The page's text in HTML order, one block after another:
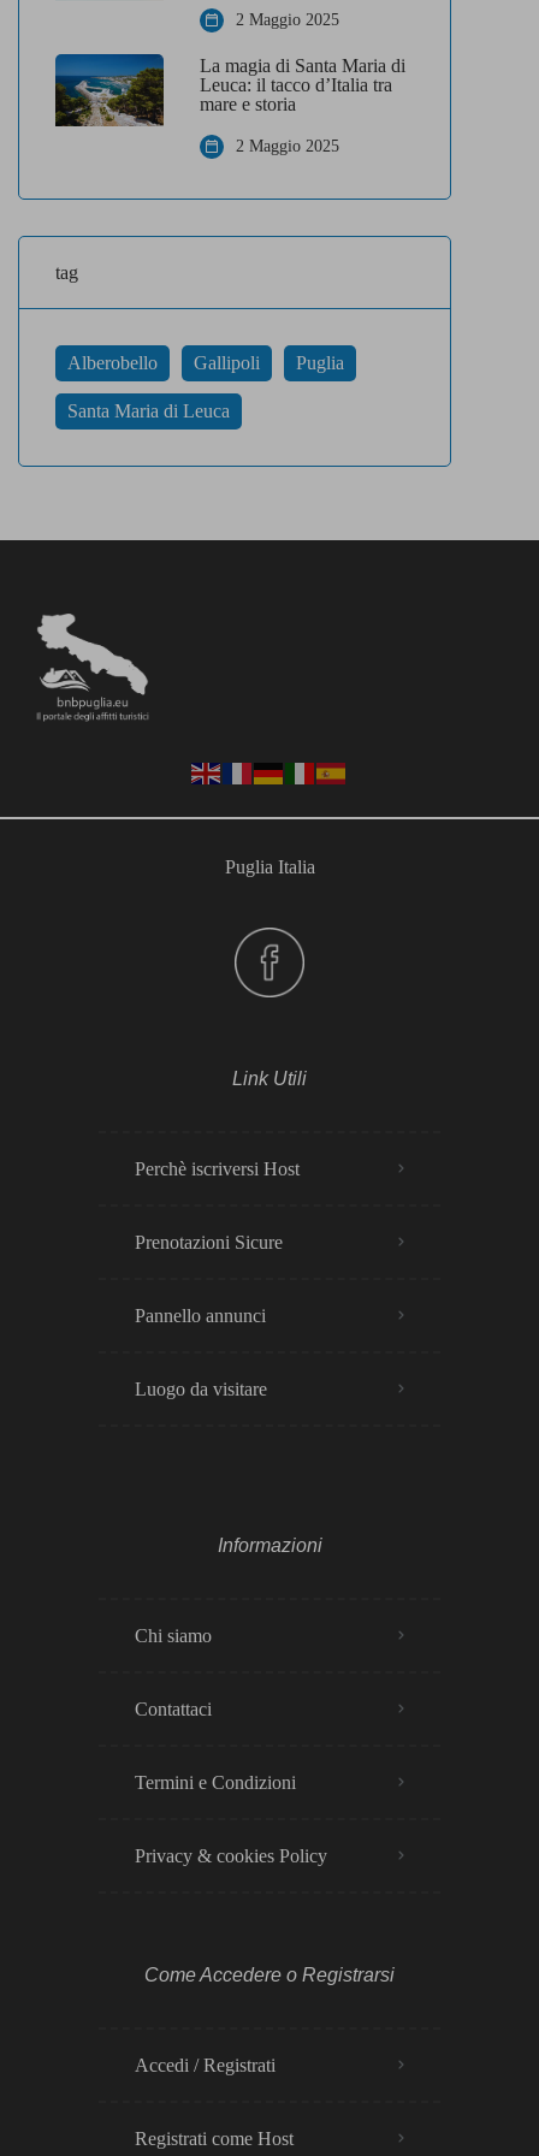
2 Maggio 2025
La magia di Santa Maria di
Leuca: il tacco d’Italia tra
mare e storia
2 Maggio 2025
tag
Alberobello Gallipoli Puglia
Santa Maria di Leuca
Puglia Italia
Link Utili
Perchè iscriversi Host
Prenotazioni Sicure
Pannello annunci
Luogo da visitare
Informazioni
Chi siamo
Contattaci
Termini e Condizioni
Privacy & cookies Policy​
Come Accedere o Registrarsi
Accedi / Registrati
Registrati come Host